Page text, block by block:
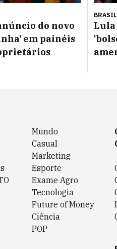
do novo
em painéis
BRASIL
Lula
Mundo
Casual
Marketing
Esporte
Exame Agro
Tecnologia
Future of Money
Ciência
POP